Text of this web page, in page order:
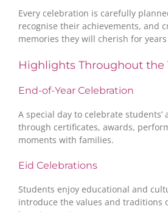
Every celebration is carefully
recognise their achievements, and
memories they will cherish for
Highlights Throughout the
End-of-Year Celebration
A special day to celebrate students’
through certificates, awards,
moments with families.
Eid Celebrations
Students enjoy educational and
introduce the values and traditions